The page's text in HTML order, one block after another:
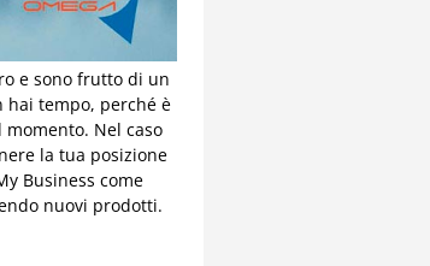
e sono frutto di un
tempo, perché è
Nel caso
la tua posizione
Business come
nuovi prodotti.